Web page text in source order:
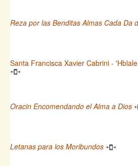
Reza por las Benditas Almas Cada Da
Santa Francisca Xavier Cabrini -
Oracin Encomendando el Alma a Dios
Letanas para los Moribundos